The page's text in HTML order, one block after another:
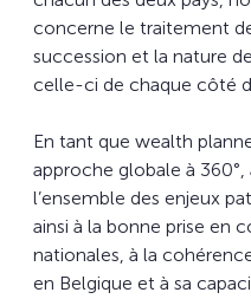
concerne le traitement
succession et la nature
celle-ci de chaque côté
En tant que wealth
approche globale à
l’ensemble des enjeux
ainsi à la bonne prise en
nationales, à la
en Belgique et à sa